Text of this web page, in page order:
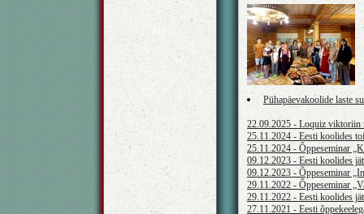
Pühapäevakoolide laste
22.09.2025 - Loquiz viktoriin
25.11.2024 - Eesti koolides
25.11.2024 - Õppeseminar
09.12.2023 - Eesti koolides
09.12.2023 - Õppeseminar
29.11.2022 - Õppeseminar
29.11.2022 - Eesti koolides
27.11.2021 - Eesti